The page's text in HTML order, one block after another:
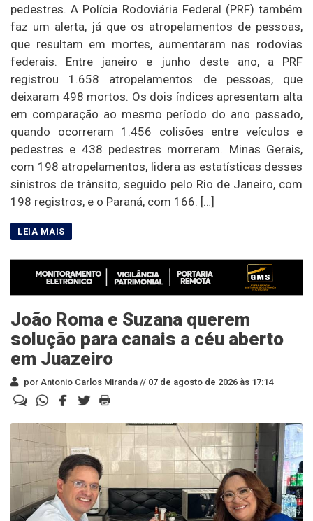
pedestres. A Polícia Rodoviária Federal (PRF) também
faz um alerta, já que os atropelamentos de pessoas,
que resultam em mortes, aumentaram nas rodovias
federais. Entre janeiro e junho deste ano, a PRF
registrou 1.658 atropelamentos de pessoas, que
deixaram 498 mortos. Os dois índices apresentam alta
em comparação ao mesmo período do ano passado,
quando ocorreram 1.456 colisões entre veículos e
pedestres e 438 pedestres morreram. Minas Gerais,
com 198 atropelamentos, lidera as estatísticas desses
sinistros de trânsito, seguido pelo Rio de Janeiro, com
198 registros, e o Paraná, com 166. […]
João Roma e Suzana querem
solução para canais a céu aberto
em Juazeiro
por Antonio Carlos Miranda // 07 de agosto de 2026 às 17:14